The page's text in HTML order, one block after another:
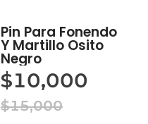
Pin Para Fonendo
Y Martillo Osito
Negro
$10,000
$15,000